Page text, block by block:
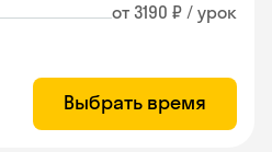
от 3190 ₽ / урок
Выбрать время